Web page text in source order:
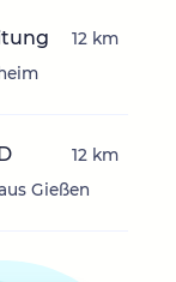
12 km
Gießen
12 km